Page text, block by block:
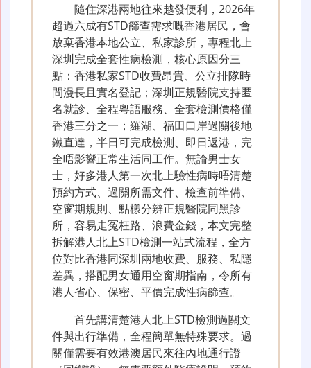
隨住深港兩地往來越發便利，2026年
超過六成有STD篩查需求嘅香港居民，會
放棄香港本地公立、私家診所，專程北上
深圳完成全套性病檢測，核心原因分三
點：香港私家STD收費昂貴、公立排隊時
間漫長且實名登記；深圳正規醫院支持匿
名就診、全程粵語服務、全套檢測價格僅
香港三分之一；羅湖、福田口岸過關後地
鐵直達，半日可完成檢測、即日返港，完
全唔影響正常生活同工作。無論男士女
士，好多港人第一次北上驗性病時唔清楚
預約方式、過關所需文件、檢查前準備、
空窗期規則、點樣分辨正規醫院同黑診
所，容易走冤枉路、浪費金錢，本文完整
拆解港人北上STD檢測一站式流程，全方
位對比香港同深圳兩地收費、服務、私隱
差異，搭配男女通用空窗期指南，令所有
港人省心、保密、平價完成性病篩查。
首先講清楚港人北上STD檢測過關文
件與出行準備，全程簡單無特殊要求。過
關僅需要有效港澳居民來往內地通行證